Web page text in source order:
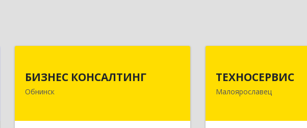
БИЗНЕС КОНСАЛТИНГ
Обнинск
Курчатова ул, дом № 27/2, пом.281
Подробнее
ТЕХНОСЕРВИС
Малоярославец